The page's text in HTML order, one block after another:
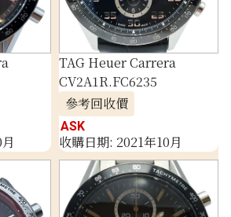
TAG Heuer Carrera
CV2A1R.FC6235
參考回收價
ASK
收購日期: 2021年10月